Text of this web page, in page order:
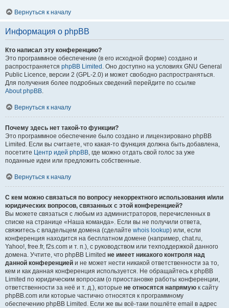
Вернуться к началу
Информация о phpBB
Кто написал эту конференцию?
Это программное обеспечение (в его исходной форме) создано и
распространяется phpBB Limited . Оно доступно на условиях GNU General
Public Licence, версии 2 (GPL-2.0) и может свободно распространяться.
Для получения более подробных сведений перейдите по ссылке
About phpBB.
Вернуться к началу
Почему здесь нет такой-то функции?
Это программное обеспечение было создано и лицензировано phpBB
Limited. Если вы считаете, что какая-то функция должна быть добавлена,
посетите Центр идей phpBB, где можно отдать свой голос за уже
поданные идеи или предложить собственные.
Вернуться к началу
С кем можно связаться по вопросу некорректного использования и/или
юридических вопросов, связанных с этой конференцией?
Вы можете связаться с любым из администраторов, перечисленных в
списке на странице «Наша команда». Если вы не получили ответа,
свяжитесь с владельцем домена (сделайте whois lookup) или, если
конференция находится на бесплатном домене (например, chat.ru,
Yahoo!, free.fr, f2s.com и т. п.), с руководством или техподдержкой данного
домена. Учтите, что phpBB Limited не имеет никакого контроля над
данной конференцией и не может нести никакой ответственности за то,
кем и как данная конференция используется. Не обращайтесь к phpBB
Limited по юридическим вопросам (о приостановке работы конференции,
ответственности за неё и т. д.), которые не относятся напрямую к сайту
phpBB.com или которые частично относятся к программному
обеспечению phpBB Limited. Если же вы всё-таки пошлёте email в адрес